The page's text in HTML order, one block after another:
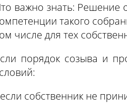
важно знать: Решение
такого
числе для тех
порядок созыва и
собственник не